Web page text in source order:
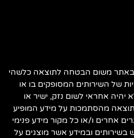
באתר משום הבטחה לתוצאה כלשהי
של השירותים המסופקים בו או
אחראי לשום נזק, ישיר או
מהסתמכות על מידע המופיע
אחרים ו/או כל מקור מידע פנימי
בשירותים ובמידע אשר מוצגים על